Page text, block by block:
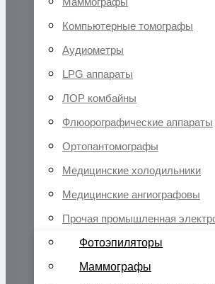
Компьютерные томографы
Аудиометры
LPG аппараты
ЛОР комбайны
Флюорографические аппараты
Ортопантомографы
Медицинские холодильники
Медицинские ангиографовы
Прочая промышленная
Фотоэпиляторы
Маммографы